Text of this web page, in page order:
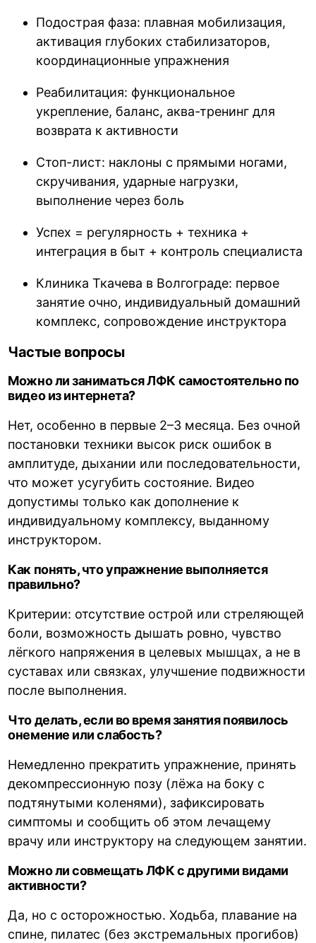
Подострая фаза: плавная мобилизация,
активация глубоких стабилизаторов,
координационные упражнения
Реабилитация: функциональное
укрепление, баланс, аква-тренинг для
возврата к активности
Стоп-лист: наклоны с прямыми ногами,
скручивания, ударные нагрузки,
выполнение через боль
Успех = регулярность + техника +
интеграция в быт + контроль специалиста
Клиника Ткачева в Волгограде: первое
занятие очно, индивидуальный домашний
комплекс, сопровождение инструктора
Частые вопросы
Можно ли заниматься ЛФК самостоятельно по
видео из интернета?
Нет, особенно в первые 2–3 месяца. Без очной
постановки техники высок риск ошибок в
амплитуде, дыхании или последовательности,
что может усугубить состояние. Видео
допустимы только как дополнение к
индивидуальному комплексу, выданному
инструктором.
Как понять, что упражнение выполняется
правильно?
Критерии: отсутствие острой или стреляющей
боли, возможность дышать ровно, чувство
лёгкого напряжения в целевых мышцах, а не в
суставах или связках, улучшение подвижности
после выполнения.
Что делать, если во время занятия появилось
онемение или слабость?
Немедленно прекратить упражнение, принять
декомпрессионную позу (лёжа на боку с
подтянутыми коленями), зафиксировать
симптомы и сообщить об этом лечащему
врачу или инструктору на следующем занятии.
Можно ли совмещать ЛФК с другими видами
активности?
Да, но с осторожностью. Ходьба, плавание на
спине, пилатес (без экстремальных прогибов)